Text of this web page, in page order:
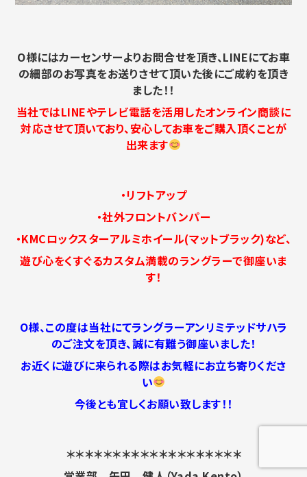
O様にはカーセンサーよりお問合せを頂き、LINEにてお車
の細部のお写真をお送りさせて頂いた後にご成約を頂き
ました！！
当社ではLINEやテレビ電話を活用したオンライン商談に
対応させて頂いており、安心してお車をご購入頂くことが
出来ます
・リフトアップ
・社外フロントバンパー
・KMCロックスターアルミホイール(マットブラック)など、
遊び心をくすぐるカスタム満載のラングラーで御座いま
す！
O様、この度は当社にてラングラーアンリミテッドサハラ
のご注文を頂き、誠に有難う御座いました！
お近くに遊びに来られる際はお気軽にお立ち寄りくださ
い
今後とも宜しくお願い致します！！
＊＊＊＊＊＊＊＊＊＊＊＊＊＊＊＊＊＊＊